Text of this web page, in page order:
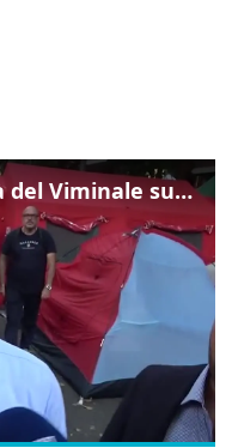
Gualtieri: "Responsabilità del Viminale su Spin Time? La posizione dei partiti è nota"